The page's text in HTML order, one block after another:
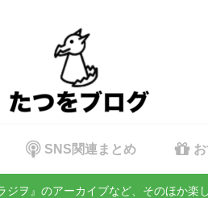
SNS関連まとめ
ヲ』のアーカイブなど、そのほか楽